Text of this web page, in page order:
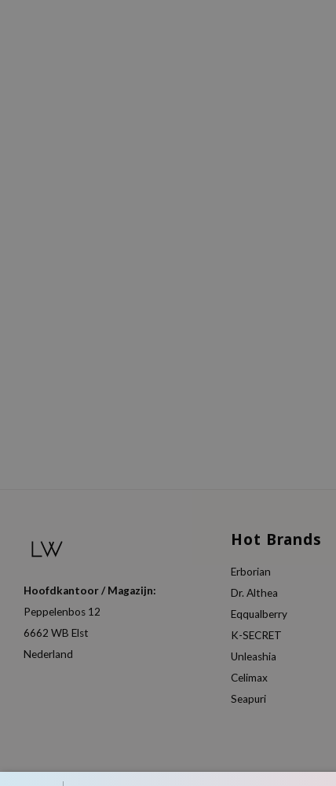
Hoofdkantoor / Magazijn:
Peppelenbos 12
6662 WB Elst
Nederland
Hot Brands
Erborian
Dr. Althea
Eqqualberry
K-SECRET
Unleashia
Celimax
Seapuri